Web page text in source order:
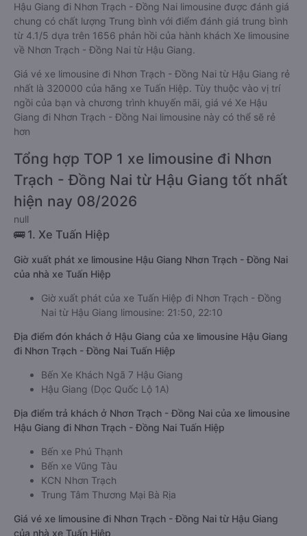
Hậu Giang đi Nhơn Trạch - Đồng Nai limousine được đánh giá
chung có chất lượng Trung bình với điểm đánh giá trung bình
từ 4.1/5 dựa trên 1656 phản hồi của hành khách Xe limousine
về Nhơn Trạch - Đồng Nai từ Hậu Giang.
Giá vé xe limousine đi Nhơn Trạch - Đồng Nai từ Hậu Giang rẻ
nhất là 320000 của hãng xe Tuấn Hiệp. Tùy thuộc vào vị trí
ngồi của bạn và chương trình khuyến mãi, giá vé Xe Hậu
Giang đi Nhơn Trạch - Đồng Nai limousine này có thể sẽ rẻ
hơn
Tổng hợp TOP 1 xe limousine đi Nhơn
Trạch - Đồng Nai từ Hậu Giang tốt nhất
hiện nay 08/2026
null
🚌 1. Xe Tuấn Hiệp
Giờ xuất phát xe limousine Hậu Giang Nhơn Trạch - Đồng Nai
của nhà xe Tuấn Hiệp
Giờ xuất phát của xe Tuấn Hiệp đi Nhơn Trạch - Đồng
Nai từ Hậu Giang limousine: 21:50, 22:10
Địa điểm đón khách ở Hậu Giang của xe limousine Hậu Giang
đi Nhơn Trạch - Đồng Nai Tuấn Hiệp
Bến Xe Khách Ngã 7 Hậu Giang
Hậu Giang (Dọc Quốc Lộ 1A)
Địa điểm trả khách ở Nhơn Trạch - Đồng Nai của xe limousine
Hậu Giang đi Nhơn Trạch - Đồng Nai Tuấn Hiệp
Bến xe Phú Thạnh
Bến xe Vũng Tàu
KCN Nhơn Trạch
Trung Tâm Thương Mại Bà Rịa
Giá vé xe limousine đi Nhơn Trạch - Đồng Nai từ Hậu Giang
của nhà xe Tuấn Hiệp